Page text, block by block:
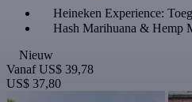
Heineken Experience:
Hash Marihuana & Hemp
Nieuw
Vanaf US$ 39,78
US$ 37,80